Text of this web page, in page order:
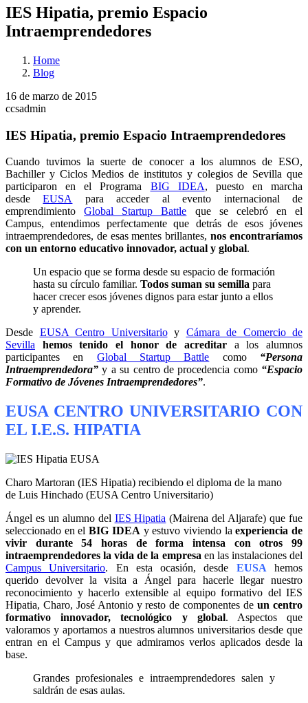
IES Hipatia, premio Espacio
Intraemprendedores
Home
Blog
16 de marzo de 2015
ccsadmin
IES Hipatia, premio Espacio Intraemprendedores
Cuando tuvimos la suerte de conocer a los alumnos de ESO,
Bachiller y Ciclos Medios de institutos y colegios de Sevilla que
participaron en el Programa BIG IDEA, puesto en marcha
desdeEUSA
para acceder al evento internacional de
emprendimientoGlobal Startup Battle que se celebró en el
Campus, entendimos perfectamente que detrás de esos jóvenes
intraemprendedores, de esas mentes brillantes,nos encontraríamos
con un entorno educativo innovador, actual y global.
Un espacio que se forma desde su espacio de formación
hasta su círculo familiar. Todos suman su semilla para
hacer crecer esos jóvenes dignos para estar junto a ellos
y aprender.
Desde EUSA Centro Universitarioy Cámara de Comercio de
Sevilla
hemos tenido el honor de acreditar a los alumnos
participantes en Global Startup Battle como “Persona
Intraemprendedora” y a su centro de procedencia como“Espacio
Formativo de Jóvenes Intraemprendedores”.
EUSA CENTRO UNIVERSITARIO CON
EL I.E.S. HIPATIA
Charo Martoran (IES Hipatia) recibiendo el diploma de la mano
de Luis Hinchado (EUSA Centro Universitario)
Ángel es un alumno del IES Hipatia (Mairena del Aljarafe) que fue
seleccionado en elBIG IDEA y estuvo viviendo laexperiencia de
vivir durante 54 horas de forma intensa con otros 99
intraemprendedores la vida de la empresa en las instalaciones del
Campus Universitario. En esta ocasión, desde EUSA hemos
querido devolver la visita a Ángel para hacerle llegar nuestro
reconocimiento y hacerlo extensible al equipo formativo del IES
Hipatia, Charo, José Antonio y resto de componentes deun centro
formativo innovador, tecnológico y global. Aspectos que
valoramos y aportamos a nuestros alumnos universitarios desde que
entran en el Campus y que admiramos verlos aplicados desde la
base.
Grandes profesionales e intraemprendedores salen y
saldrán de esas aulas.